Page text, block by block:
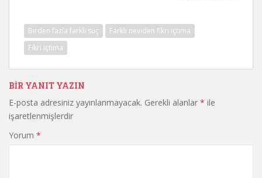
Birden fazla farklı suç
Farklı neviden fikri içtima
Fikri içtima
BIR YANIT YAZIN
E-posta adresiniz yayınlanmayacak. Gerekli alanlar * ile
işaretlenmişlerdir
Yorum *